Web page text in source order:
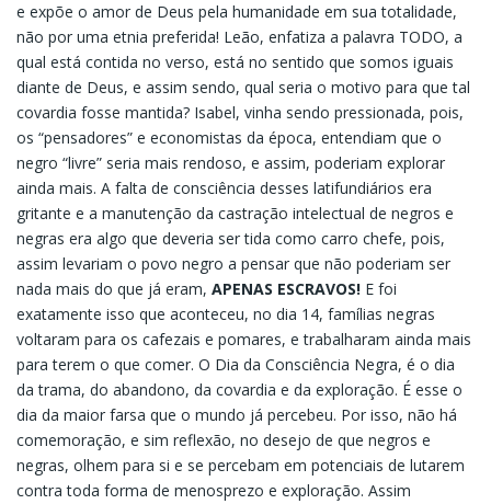
e expõe o amor de Deus pela humanidade em sua totalidade,
não por uma etnia preferida! Leão, enfatiza a palavra TODO, a
qual está contida no verso, está no sentido que somos iguais
diante de Deus, e assim sendo, qual seria o motivo para que tal
covardia fosse mantida? Isabel, vinha sendo pressionada, pois,
os “pensadores” e economistas da época, entendiam que o
negro “livre” seria mais rendoso, e assim, poderiam explorar
ainda mais. A falta de consciência desses latifundiários era
gritante e a manutenção da castração intelectual de negros e
negras era algo que deveria ser tida como carro chefe, pois,
assim levariam o povo negro a pensar que não poderiam ser
nada mais do que já eram, APENAS ESCRAVOS! E foi
exatamente isso que aconteceu, no dia 14, famílias negras
voltaram para os cafezais e pomares, e trabalharam ainda mais
para terem o que comer. O Dia da Consciência Negra, é o dia
da trama, do abandono, da covardia e da exploração. É esse o
dia da maior farsa que o mundo já percebeu. Por isso, não há
comemoração, e sim reflexão, no desejo de que negros e
negras, olhem para si e se percebam em potenciais de lutarem
contra toda forma de menosprezo e exploração. Assim